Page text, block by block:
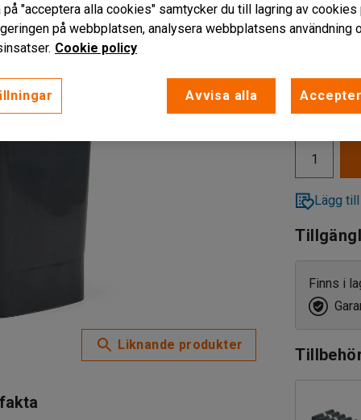
Liknande produkter
Smidig
679 kr
Lägg
Finns i
på "acceptera alla cookies" samtycker du till lagring av
på webbplatsen, analysera webbplatsens användning
Cookie policy
Avvisa alla